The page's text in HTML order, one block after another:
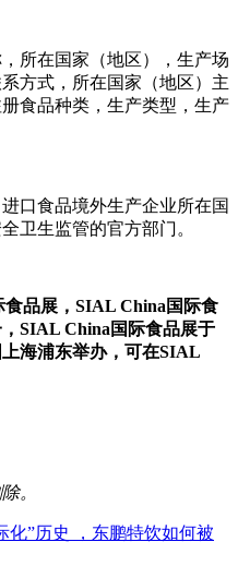
所在国家（地区），生产场
方式，所在国家（地区）主
食品种类，生产类型，生产
口食品境外生产企业所在国
卫生监管的官方部门。
品展，SIAL China国际食
SIAL China国际食品展于
上海浦东举办，可在SIAL
。
化”历史 ，东鹏特饮如何被